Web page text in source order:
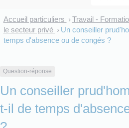
Accueil particuliers > Travail -
le secteur privé > Un conseiller
temps d'absence ou de congés ?
Question-réponse
Un conseiller
t-il de temps